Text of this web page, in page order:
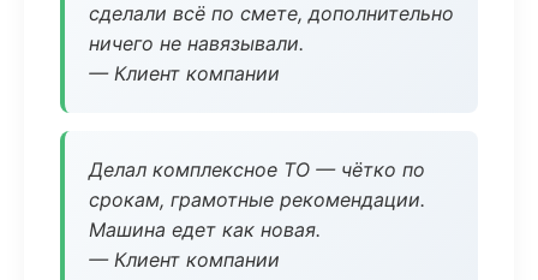
сделали всё по смете, дополнительно
ничего не навязывали.
— Клиент компании
Делал комплексное ТО — чётко по
срокам, грамотные рекомендации.
Машина едет как новая.
— Клиент компании